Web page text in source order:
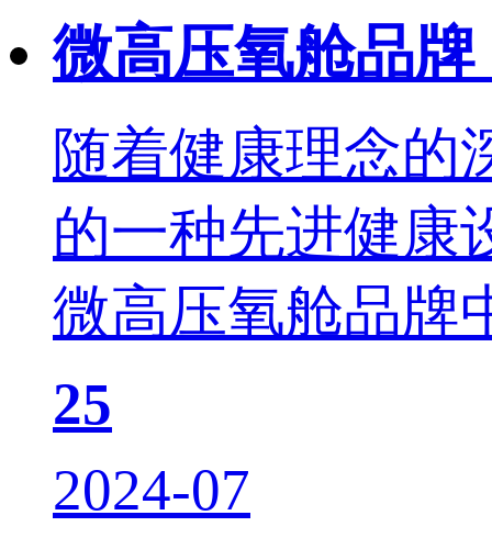
微高压氧舱品
随着健康理念的
的一种先进健康
微高压氧舱品牌
25
2024-07